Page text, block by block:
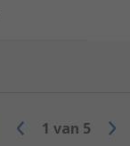
1 van 5